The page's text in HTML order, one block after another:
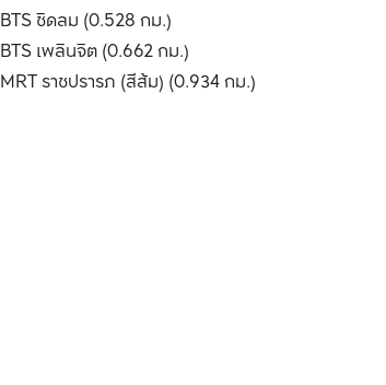
BTS ชิดลม (0.528 กม.)
BTS เพลินจิต (0.662 กม.)
MRT ราชปรารภ (สีส้ม) (0.934 กม.)